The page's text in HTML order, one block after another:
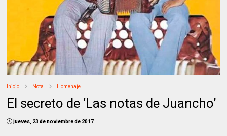
Inicio Nota Homenaje
El secreto de ‘Las notas de Juancho’
jueves, 23 de noviembre de 2017